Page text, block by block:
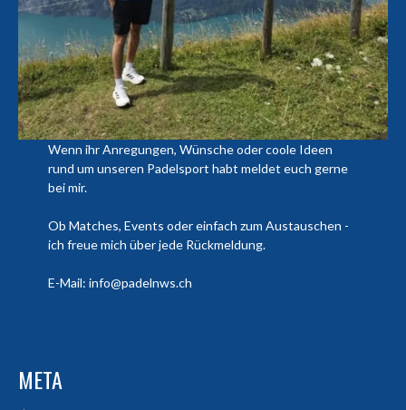
Wenn ihr Anregungen, Wünsche oder coole Ideen
rund um unseren Padelsport habt meldet euch gerne
bei mir.
Ob Matches, Events oder einfach zum Austauschen -
ich freue mich über jede Rückmeldung.
E-Mail: info@padelnws.ch
META